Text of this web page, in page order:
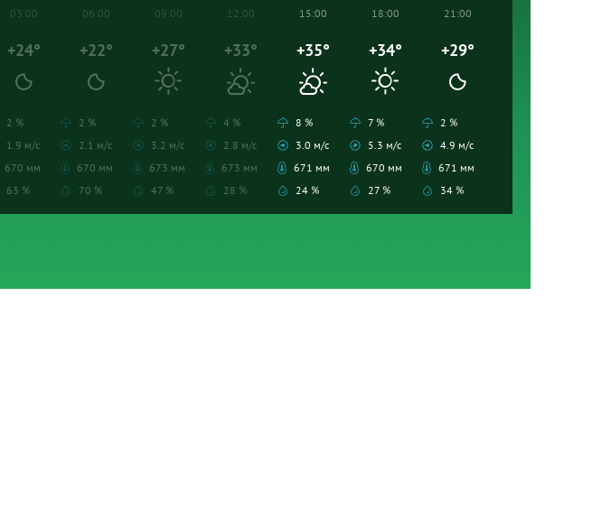
03:00
+24°
2 %
1.9 м/с
670 мм
63 %
06:00
+22°
2 %
2.1 м/с
670 мм
70 %
09:00
+27°
2 %
3.2 м/с
673 мм
47 %
12:00
+33°
4 %
2.8 м/с
673 мм
28 %
15:00
+35°
8 %
3.0 м/с
671 мм
24 %
18:00
+34°
7 %
5.3 м/с
670 мм
27 %
21:00
+29°
2 %
4.9 м/с
671 мм
34 %